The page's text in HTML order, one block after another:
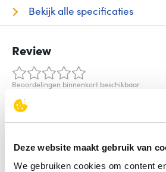
Deze website maakt gebruik van
We gebruiken cookies om content
Bekijk alle specificaties
Review
Beoordelingen binnenkort beschikbaar
Deel je ervaring met het product door
review.
Schrijf een review